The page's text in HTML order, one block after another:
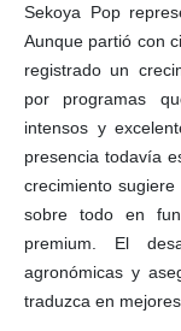
Sekoya Pop
Aunque partió con
registrado un
por programas
intensos y
presencia todavía
crecimiento
sobre todo en
premium. El
agronómicas y
traduzca en